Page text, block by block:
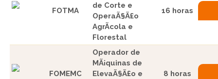
FOTMA
de Corte e
OperaÃ§Ã£o
AgrÃ­cola e
Florestal
16 horas
FOMEMC
Operador de
MÃ¡quinas de
ElevaÃ§Ã£o e
8 horas